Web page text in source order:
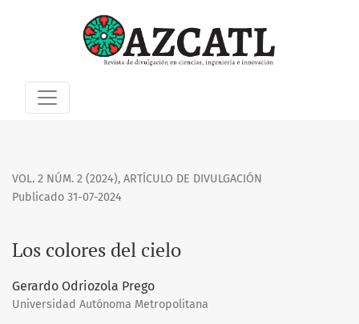
VOL. 2 NÚM. 2 (2024), ARTÍCULO DE DIVULGACIÓN
Los colores del cielo
Publicado 31-07-2024
Gerardo Odriozola Prego
Universidad Autónoma Metropolitana